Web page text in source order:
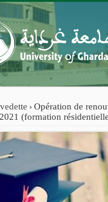
› Opération de
(formation